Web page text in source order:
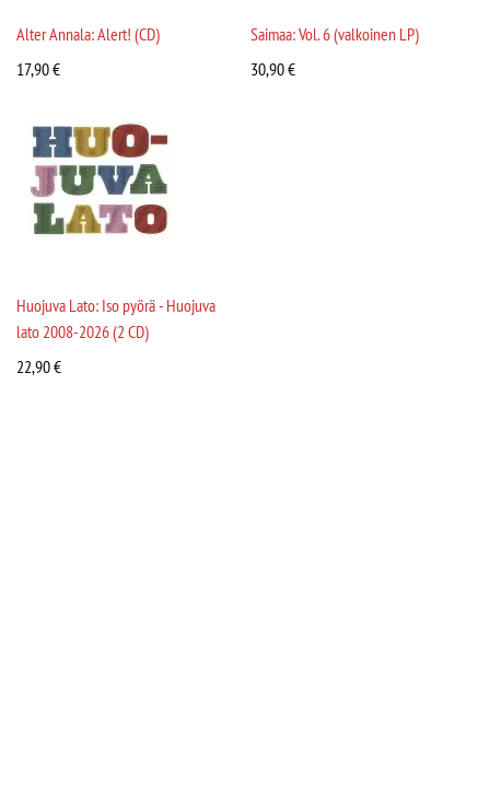
Alter Annala: Alert! (CD)
17,90€
Saimaa: Vol. 6 (valkoinen LP)
30,90€
Huojuva Lato: Iso pyörä - Huojuva
lato 2008-2026 (2 CD)
22,90€